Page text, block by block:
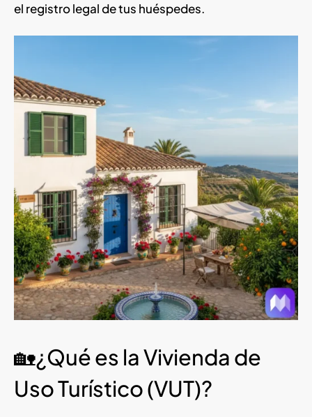
el registro legal de tus huéspedes.
🏡¿Qué es la Vivienda de
Uso Turístico (VUT)?